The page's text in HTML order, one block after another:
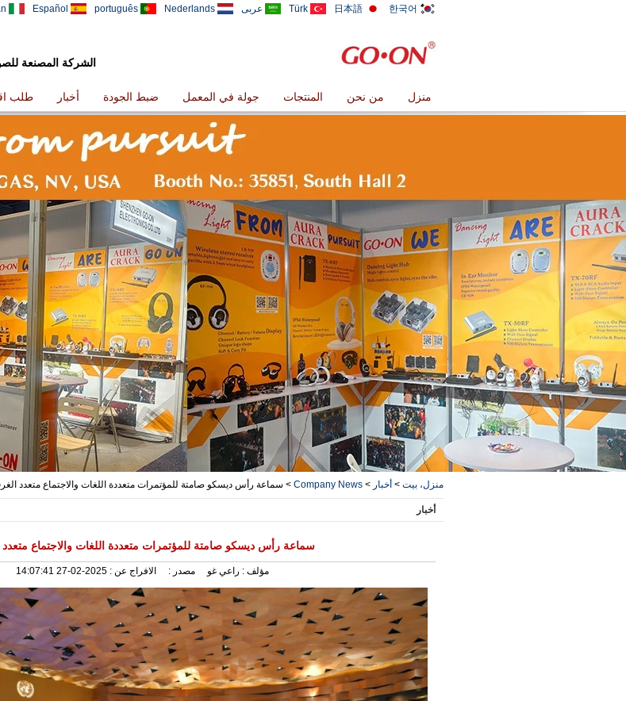
Español português Nederlands عربى Türk 日本語 한국어
الشركة المصنعة
منزل من نحن المنتجات جولة في المعمل ضبط الجودة أخبار طلب
منزل، بيت > أخبار >
Company News
> سماعة رأس ديسكو صامتة للمؤتمرات متعددة اللغات والاجتماع متعدد
أخبار
سماعة رأس ديسكو صامتة للمؤتمرات متعددة اللغات والاجتماع
مؤلف : راعي غو مصدر : الافراج عن :2025-02-27 14:07:41